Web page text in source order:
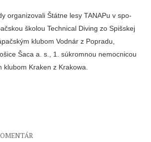
organizovali Štátne lesy TANAPu v spo­
školou Technical Diving zo Spišskej
klubom Vodnár z Popradu,
Šaca a. s., 1. súkromnou nemocnicou
klubom Kraken z Krakowa.